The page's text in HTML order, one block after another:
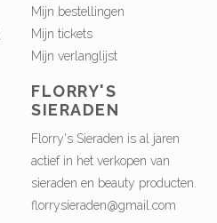
Mijn bestellingen
Mijn tickets
Mijn verlanglijst
FLORRY'S
SIERADEN
Florry's Sieraden is al jaren
actief in het verkopen van
sieraden en beauty producten.
florrysieraden@gmail.com